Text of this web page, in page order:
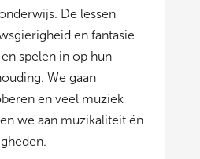
De lessen
en fantasie
spelen in op hun
We gaan
en veel muziek
we aan muzikaliteit én